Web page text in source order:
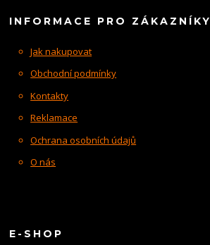
INFORMACE PRO ZÁKAZNÍKY
Jak nakupovat
Obchodní podmínky
Kontakty
Reklamace
Ochrana osobních údajů
O nás
E-SHOP